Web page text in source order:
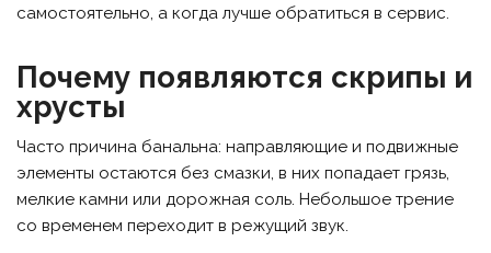
самостоятельно, а когда лучше обратиться в сервис.
Почему появляются скрипы и
хрусты
Часто причина банальна: направляющие и подвижные
элементы остаются без смазки, в них попадает грязь,
мелкие камни или дорожная соль. Небольшое трение
со временем переходит в режущий звук.